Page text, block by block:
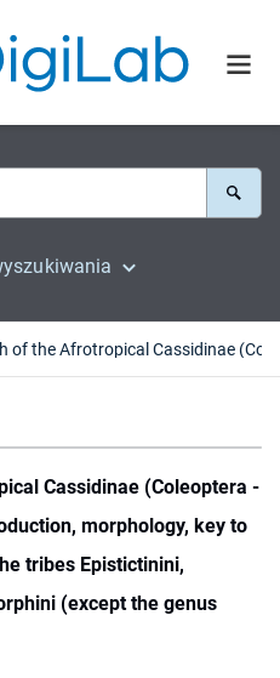
Cassidinae (Coleoptera -
morphology, key to
tribes Epistictinini,
(except the genus